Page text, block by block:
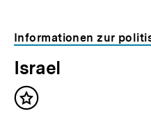
Informationen zur
Israel
Inhalt